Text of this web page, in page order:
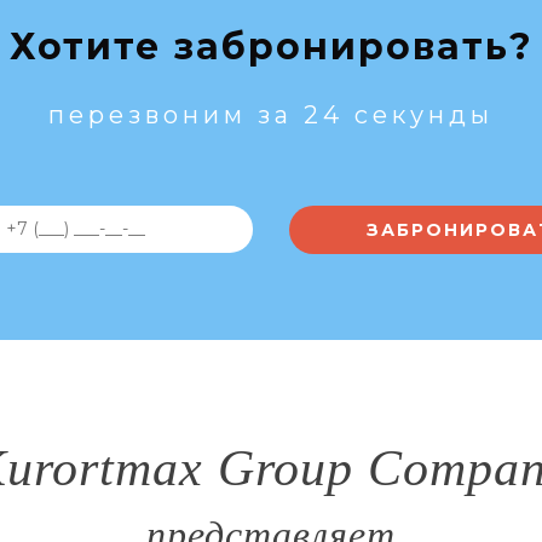
Хотите забронировать?
перезвоним за 24 секунды
Group